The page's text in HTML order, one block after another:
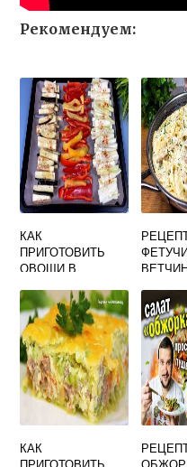
Рекомендуем:
КАК
ПРИГОТОВИТЬ
ОВОЩИ В
ОНИ НЕ
ВАРИЛИСЬ А
ЗАПЕКЛИСЬ БЕЗ
ФОЛЬГИ
СОУСЕ
КАК